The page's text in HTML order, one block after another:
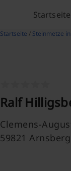
Startseite
Startseite / Steinmetze
Ralf
Clemens-
59821 Arnsberg